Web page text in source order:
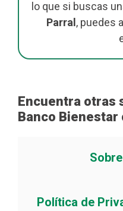
lo que si buscas
Parral , puedes
Encuentra otras
Banco Bienestar
Política de